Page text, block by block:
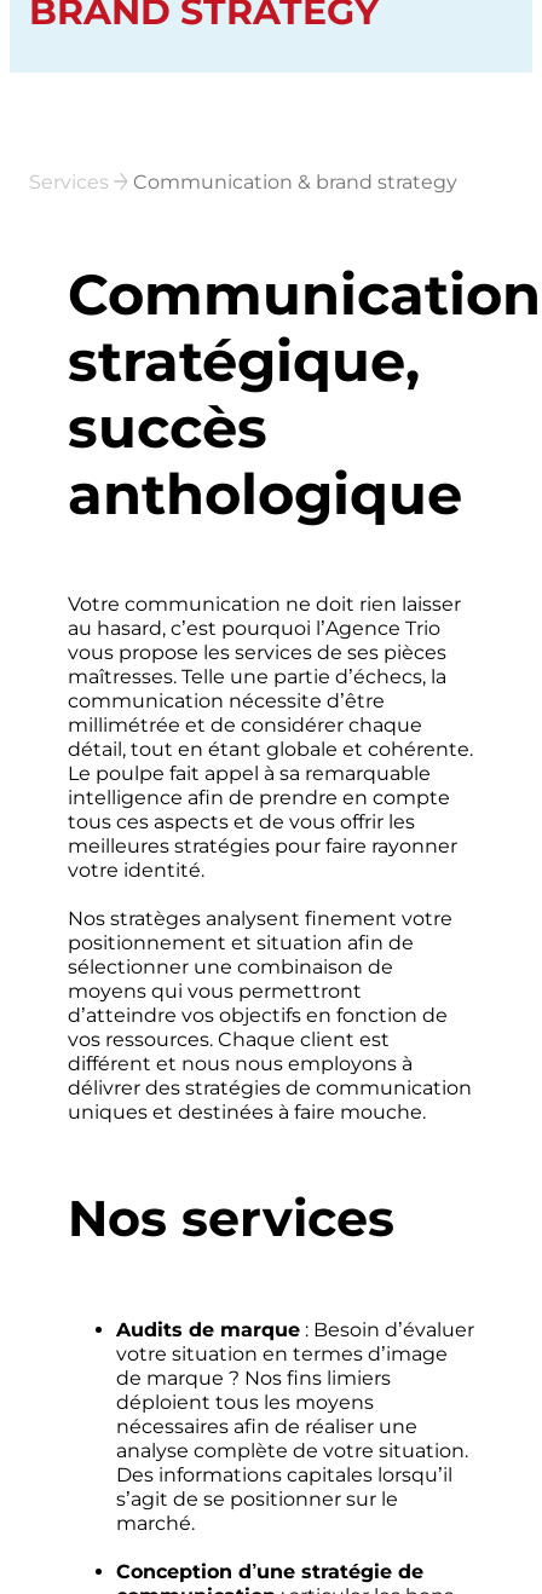
BRAND STRATEGY
Services Communication & brand strategy
Communication
stratégique,
succès
anthologique
Votre communication ne doit rien laisser
au hasard, c’est pourquoi l’Agence Trio
vous propose les services de ses pièces
maîtresses. Telle une partie d’échecs, la
communication nécessite d’être
millimétrée et de considérer chaque
détail, tout en étant globale et cohérente.
Le poulpe fait appel à sa remarquable
intelligence afin de prendre en compte
tous ces aspects et de vous offrir les
meilleures stratégies pour faire rayonner
votre identité.
Nos stratèges analysent finement votre
positionnement et situation afin de
sélectionner une combinaison de
moyens qui vous permettront
d’atteindre vos objectifs en fonction de
vos ressources. Chaque client est
différent et nous nous employons à
délivrer des stratégies de communication
uniques et destinées à faire mouche.
Nos services
Audits de marque : Besoin d’évaluer
votre situation en termes d’image
de marque ? Nos fins limiers
déploient tous les moyens
nécessaires afin de réaliser une
analyse complète de votre situation.
Des informations capitales lorsqu’il
s’agit de se positionner sur le
marché.
Conception d’une stratégie de